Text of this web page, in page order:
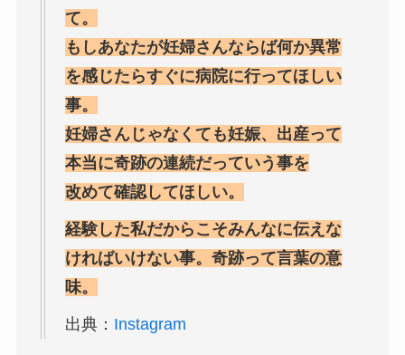
て。
もしあなたが妊婦さんならば何か異常
を感じたらすぐに病院に行ってほしい
事。
妊婦さんじゃなくても妊娠、出産って
本当に奇跡の連続だっていう事を
改めて確認してほしい。
経験した私だからこそみんなに伝えな
ければいけない事。奇跡って言葉の意
味。
出典： Instagram